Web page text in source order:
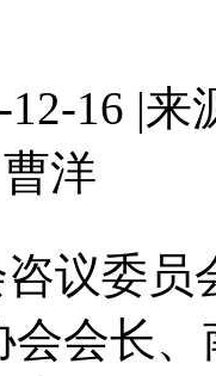
16 |来
洋
议委
会长